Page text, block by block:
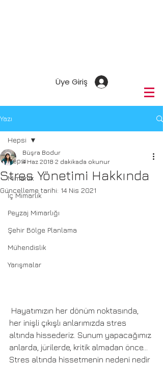
Üye Giriş
Yazı
Hepsi
Mimarlık
İç Mimarlık
Peyzaj Mimarlığı
Şehir Bölge Planlama
Mühendislik
Yarışmalar
Hepsi
Stres Yönetimi Hakkında
Büşra Bodur
4 Haz 2018 2 dakikada okunur
Güncelleme tarihi: 14 Nis 2021
her inişli çıkışlı anlarımızda stres
altında hissederiz. Sunum yapacağımız
anlarda, jürilerde, kritik almadan önce…
Stres altında hissetmenin nedeni nedir